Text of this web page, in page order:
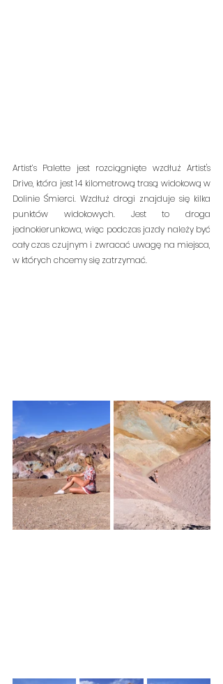
Artist’s Palette jest rozciągnięte wzdłuż Artist's
Drive, która jest 14 kilometrową trasą widokową w
Dolinie Śmierci. Wzdłuż drogi znajduje się kilka
punktów widokowych. Jest to droga
jednokierunkowa, więc podczas jazdy należy być
cały czas czujnym i zwracać uwagę na miejsca,
w których chcemy się zatrzymać.